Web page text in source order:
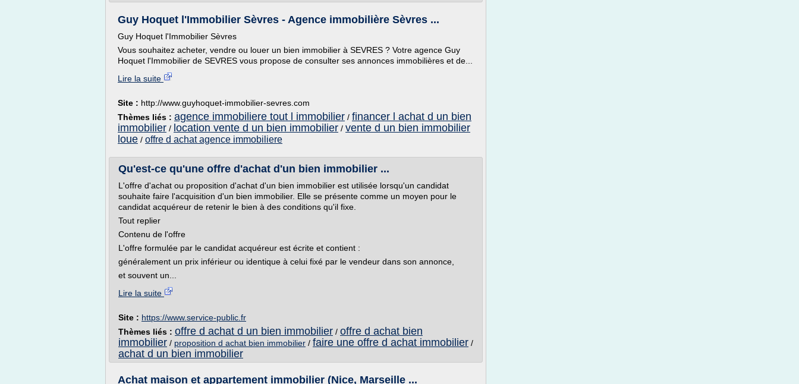
Guy Hoquet l'Immobilier Sèvres - Agence immobilière Sèvres ...
Guy Hoquet l'Immobilier Sèvres
Vous souhaitez acheter, vendre ou louer un bien immobilier à SEVRES ? Votre agence Guy
Hoquet l'Immobilier de SEVRES vous propose de consulter ses annonces immobilières et de...
Lire la suite
Site : http://www.guyhoquet-immobilier-sevres.com
Thèmes liés : agence immobiliere tout l immobilier / financer l achat d un bien
immobilier / location vente d un bien immobilier / vente d un bien immobilier
loue / offre d achat agence immobiliere
Qu'est-ce qu'une offre d'achat d'un bien immobilier ...
L'offre d'achat ou proposition d'achat d'un bien immobilier est utilisée lorsqu'un candidat
souhaite faire l'acquisition d'un bien immobilier. Elle se présente comme un moyen pour le
candidat acquéreur de retenir le bien à des conditions qu'il fixe.
Tout replier
Contenu de l'offre
L'offre formulée par le candidat acquéreur est écrite et contient :
généralement un prix inférieur ou identique à celui fixé par le vendeur dans son annonce,
et souvent un...
Lire la suite
Site : https://www.service-public.fr
Thèmes liés : offre d achat d un bien immobilier / offre d achat bien
immobilier / proposition d achat bien immobilier / faire une offre d achat immobilier /
achat d un bien immobilier
Achat maison et appartement immobilier (Nice, Marseille ...